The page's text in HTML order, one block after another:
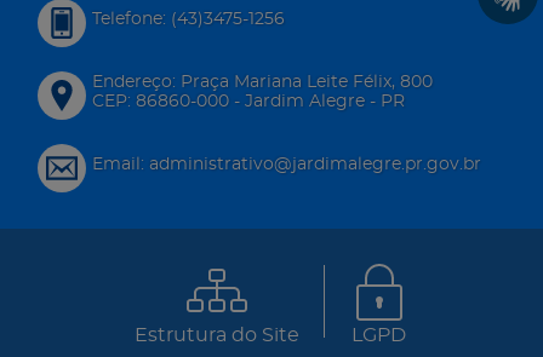
Telefone: (43)3475-1256
Endereço: Praça Mariana Leite Félix, 800
CEP: 86860-000 - Jardim Alegre - PR
Email: administrativo@jardimalegre.pr.gov.br
Estrutura do Site LGPD